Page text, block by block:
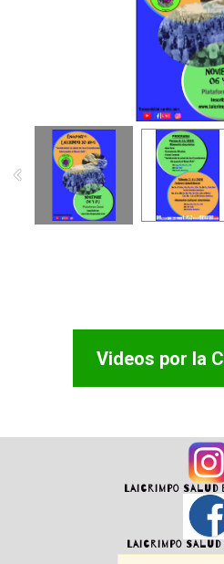
Videos por la
Laicrimpo Salud
Laicrimpo Salud